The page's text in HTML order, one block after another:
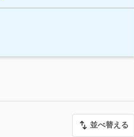
並べ替える